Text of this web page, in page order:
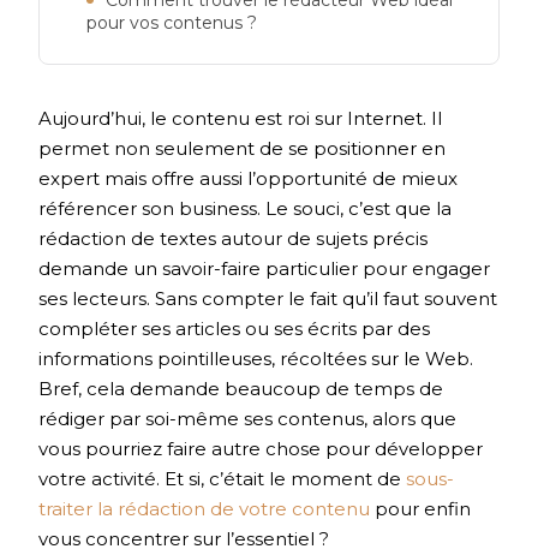
pour vos contenus ?
Aujourd’hui, le contenu est roi sur Internet. Il
permet non seulement de se positionner en
expert mais offre aussi l’opportunité de mieux
référencer son business. Le souci, c’est que la
rédaction de textes autour de sujets précis
demande un savoir-faire particulier pour engager
ses lecteurs. Sans compter le fait qu’il faut souvent
compléter ses articles ou ses écrits par des
informations pointilleuses, récoltées sur le Web.
Bref, cela demande beaucoup de temps de
rédiger par soi-même ses contenus, alors que
vous pourriez faire autre chose pour développer
votre activité. Et si, c’était le moment de sous-
traiter la rédaction de votre contenu pour enfin
vous concentrer sur l’essentiel ?